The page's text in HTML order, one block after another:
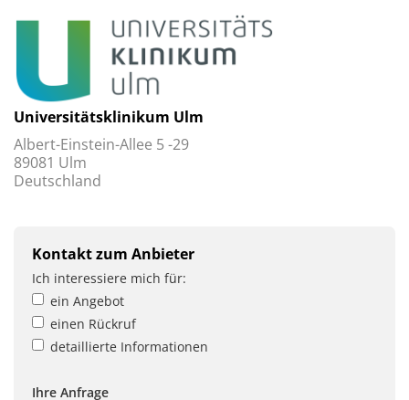
Universitätsklinikum Ulm
Albert-Einstein-Allee 5 -29
89081 Ulm
Deutschland
Kontakt zum Anbieter
Ich interessiere mich für:
ein Angebot
einen Rückruf
detaillierte Informationen
Ihre Anfrage